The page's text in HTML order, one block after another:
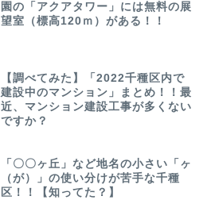
園の「アクアタワー」には無料の展
望室（標高120ｍ）がある！！
【調べてみた】「2022千種区内で
建設中のマンション」まとめ！！最
近、マンション建設工事が多くない
ですか？
「〇〇ヶ丘」など地名の小さい「ヶ
（が）」の使い分けが苦手な千種
区！！【知ってた？】